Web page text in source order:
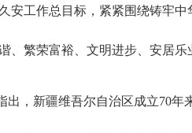
安工作总目标，紧紧围绕铸牢
、繁荣富裕、文明进步、安居乐
出，新疆维吾尔自治区成立70年